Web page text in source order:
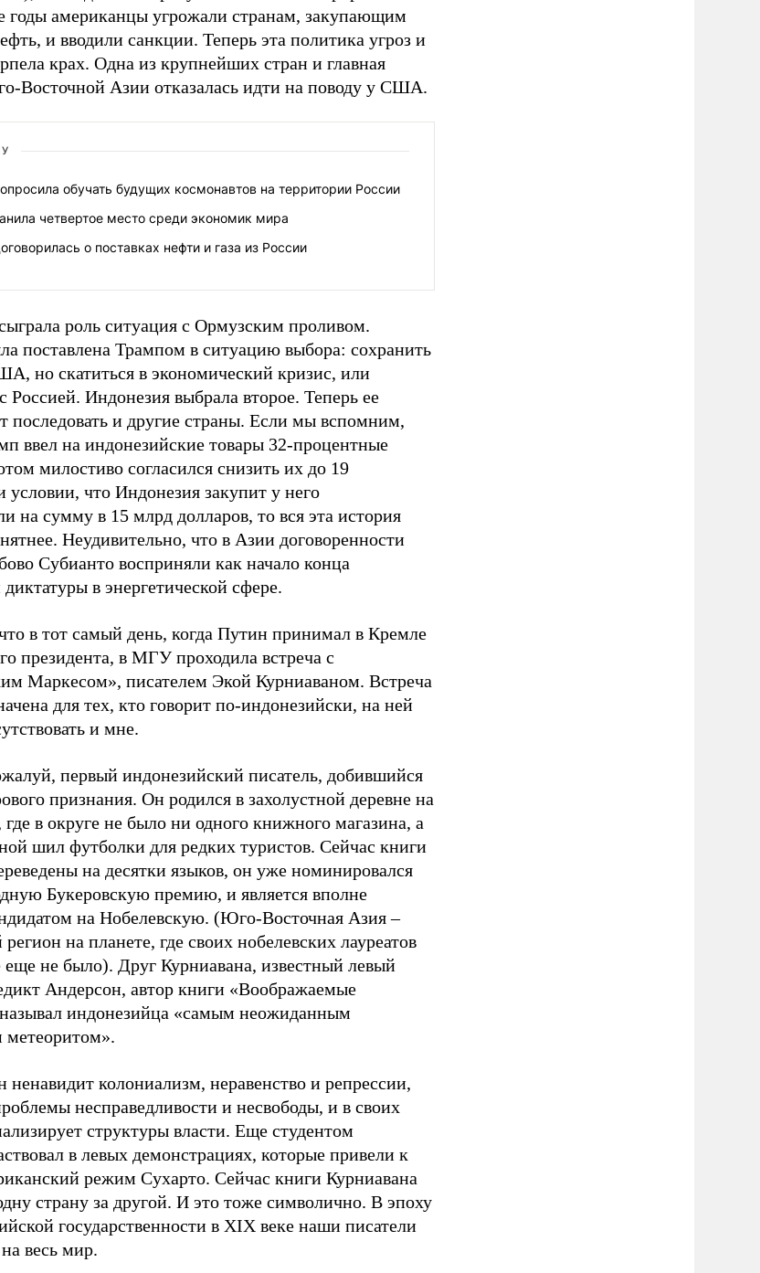
годы американцы угрожали странам, закупающим
и вводили санкции. Теперь эта политика угроз и
крах. Одна из крупнейших стран и главная
Восточной Азии отказалась идти на поводу у США.
обучать будущих космонавтов на территории России
четвертое место среди экономик мира
о поставках нефти и газа из России
роль ситуация с Ормузским проливом.
поставлена Трампом в ситуацию выбора: сохранить
но скатиться в экономический кризис, или
Россией. Индонезия выбрала второе. Теперь ее
последовать и другие страны. Если мы вспомним,
ввел на индонезийские товары 32-процентные
милостиво согласился снизить их до 19
условии, что Индонезия закупит у него
на сумму в 15 млрд долларов, то вся эта история
Неудивительно, что в Азии договоренности
Субианто восприняли как начало конца
в энергетической сфере.
в тот самый день, когда Путин принимал в Кремле
президента, в МГУ проходила встреча с
Маркесом», писателем Экой Курниаваном. Встреча
для тех, кто говорит по-индонезийски, на ней
и мне.
первый индонезийский писатель, добившийся
признания. Он родился в захолустной деревне на
в округе не было ни одного книжного магазина, а
шил футболки для редких туристов. Сейчас книги
на десятки языков, он уже номинировался
Букеровскую премию, и является вполне
на Нобелевскую. (Юго-Восточная Азия –
на планете, где своих нобелевских лауреатов
еще не было). Друг Курниавана, известный левый
Андерсон, автор книги «Воображаемые
индонезийца «самым неожиданным
метеоритом».
ненавидит колониализм, неравенство и репрессии,
несправедливости и несвободы, и в своих
структуры власти. Еще студентом
в левых демонстрациях, которые привели к
режим Сухарто. Сейчас книги Курниавана
страну за другой. И это тоже символично. В эпоху
государственности в XIX веке наши писатели
весь мир.